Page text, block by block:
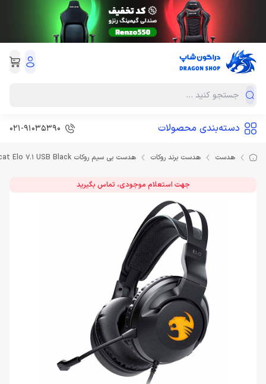
دسته‌بندی محصولات 021-91035390
هدست هدست برند روکات هدست بی سیم روکات Headset Gaming Roccat Elo 7.1 USB Black
جهت استعلام موجودی، تماس بگیرید